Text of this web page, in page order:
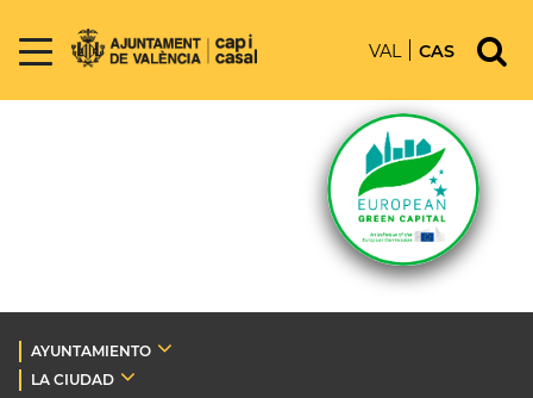
VAL CAS
AYUNTAMIENTO
LA CIUDAD